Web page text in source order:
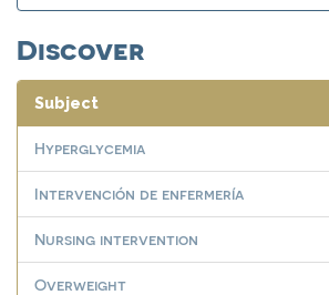
Discover
Subject
Hyperglycemia
Intervención de enfermería
Nursing intervention
Overweight